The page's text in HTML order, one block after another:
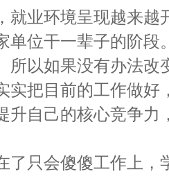
就业环境呈现越来
单位干一辈子的阶段
所以如果没有办法
实把目前的工作做
升自己的核心竞争力
了只会傻傻工作上，